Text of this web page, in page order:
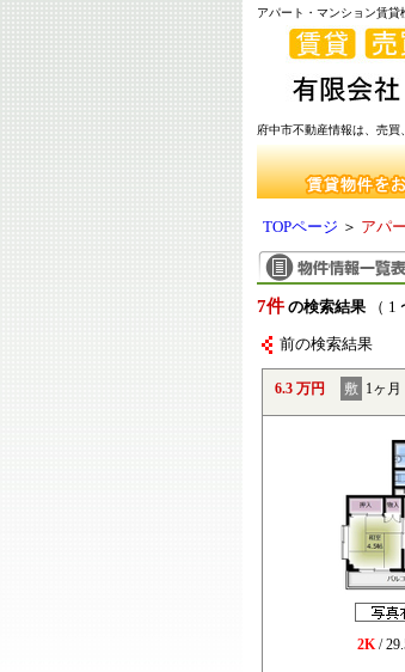
アパート・マンション賃
府中市不動産情報は、売
TOPページ ＞ アパ
7件 の検索結果（ 1
前の検索結果
6.3 万円 敷 1ヶ月
2K/